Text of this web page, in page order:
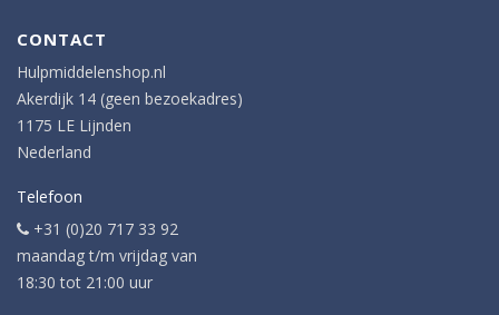
CONTACT
Hulpmiddelenshop.nl
Akerdijk 14 (geen bezoekadres)
1175 LE Lijnden
Nederland
Telefoon
+31 (0)20 717 33 92
maandag t/m vrijdag van
18:30 tot 21:00 uur